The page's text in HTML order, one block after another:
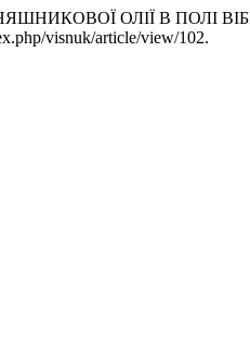
ОЛІЇ В ПОЛІ
visnuk/article/view/102.